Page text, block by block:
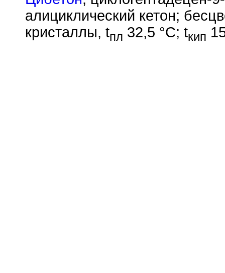
алициклический кетон;
кристаллы, tпл 32,5 °С; tкип